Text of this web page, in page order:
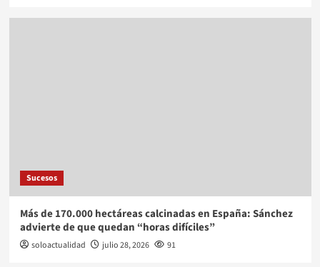
Sucesos
Más de 170.000 hectáreas calcinadas en España: Sánchez
advierte de que quedan “horas difíciles”
soloactualidad julio 28, 2026 91